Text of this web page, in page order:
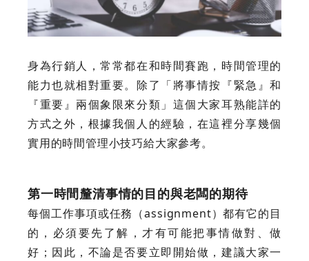
身為行銷人，常常都在和時間賽跑，時間管理的
能力也就相對重要。除了「將事情按『緊急』和
『重要』兩個象限來分類」這個大家耳熟能詳的
方式之外，根據我個人的經驗，在這裡分享幾個
實用的時間管理小技巧給大家參考。
第一時間釐清事情的目的與老闆的期待
每個工作事項或任務（assignment）都有它的目
的，必須要先了解，才有可能把事情做對、做
好；因此，不論是否要立即開始做，建議大家一